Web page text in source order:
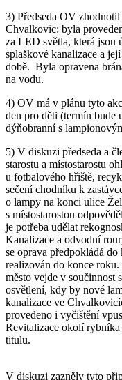
3) Předseda OV
Chvalkovic: byla
za LED světla, která jsou
splaškové kanalizace a
době. Byla opravena
na vodu.
4) OV má v plánu tyto
den pro děti (termín bude
dýňobranní s
5) V diskuzi předseda a
starostu a místostarostu
u fotbalového hřiště,
sečení chodníku k
o lampy na konci ulice
s místostarostou
je potřeba udělat
Kanalizace a odvodní
se oprava předpokládá
realizován do konce
město vejde v součinnost
osvětlení, kdy by nové
kanalizace ve
provedeno i vyčištění
Revitalizace okolí rybníka
titulu.
V diskuzi zazněly tyto